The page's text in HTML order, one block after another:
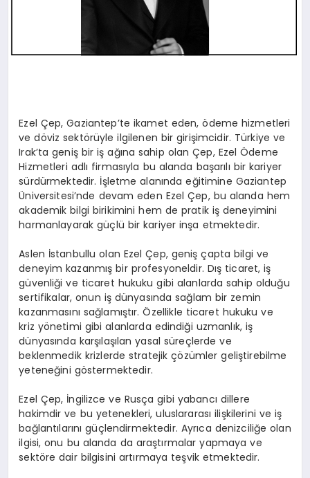
Ezel Çep, Gaziantep’te ikamet eden, ödeme hizmetleri
ve döviz sektörüyle ilgilenen bir girişimcidir. Türkiye ve
Irak’ta geniş bir iş ağına sahip olan Çep, Ezel Ödeme
Hizmetleri adlı firmasıyla bu alanda başarılı bir kariyer
sürdürmektedir. İşletme alanında eğitimine Gaziantep
Üniversitesi’nde devam eden Ezel Çep, bu alanda hem
akademik bilgi birikimini hem de pratik iş deneyimini
harmanlayarak güçlü bir kariyer inşa etmektedir.
Aslen İstanbullu olan Ezel Çep, geniş çapta bilgi ve
deneyim kazanmış bir profesyoneldir. Dış ticaret, iş
güvenliği ve ticaret hukuku gibi alanlarda sahip olduğu
sertifikalar, onun iş dünyasında sağlam bir zemin
kazanmasını sağlamıştır. Özellikle ticaret hukuku ve
kriz yönetimi gibi alanlarda edindiği uzmanlık, iş
dünyasında karşılaşılan yasal süreçlerde ve
beklenmedik krizlerde stratejik çözümler geliştirebilme
yeteneğini göstermektedir.
Ezel Çep, İngilizce ve Rusça gibi yabancı dillere
hakimdir ve bu yetenekleri, uluslararası ilişkilerini ve iş
bağlantılarını güçlendirmektedir. Ayrıca denizciliğe olan
ilgisi, onu bu alanda da araştırmalar yapmaya ve
sektöre dair bilgisini artırmaya teşvik etmektedir.